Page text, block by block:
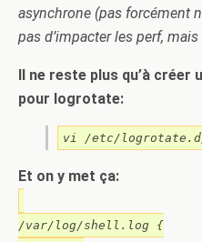
asynchrone (pas forcément
pas d’impacter les perf,
Il ne reste plus qu’à
pour logrotate:
vi /etc/
Et on y met ça:
/var/log/shell.log {